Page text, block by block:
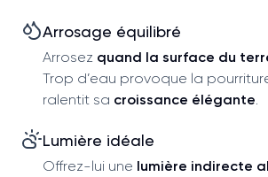
Arrosage équilibré
Arrosez quand la surface du
Trop d’eau provoque la
ralentit sa croissance élégante
Lumière idéale
Offrez-lui une lumière indirecte